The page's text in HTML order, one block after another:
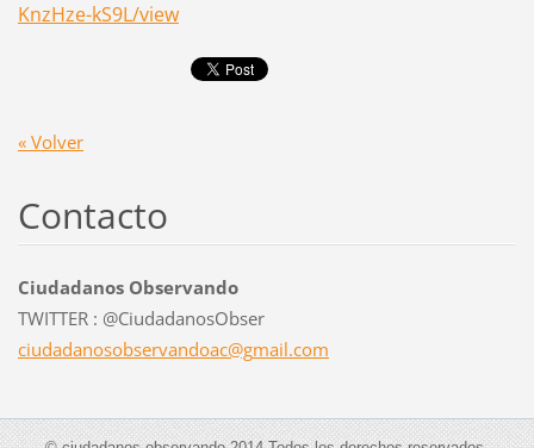
KnzHze-kS9L/view
« Volver
Contacto
Ciudadanos Observando
TWITTER : @CiudadanosObser
ciudadanosobservandoac@gmail.com